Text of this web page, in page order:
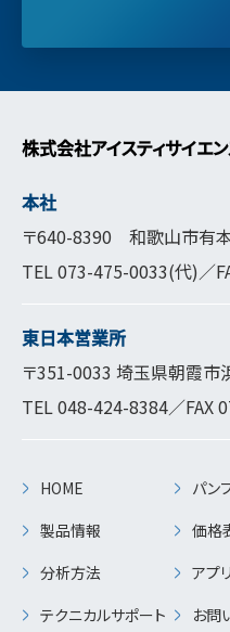
株式会社アイスティサイエ
本社
〒640-8390 和歌山市有
TEL073-475-0033(代)／
東日本営業所
〒351-0033 埼玉県朝霞市
TEL048-424-8384／FAX
HOME
製品情報
分析方法
テクニカルサポート
パン
価格
アプ
お問